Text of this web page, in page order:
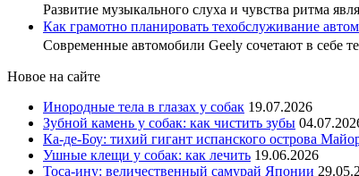
Развитие музыкального слуха и чувства ритма
Как грамотно планировать техобслуживание
Современные автомобили Geely сочетают в себе
Новое на сайте
Инородные тела в глазах у собак 19.07.2026
Зубной камень у собак: как чистить зубы
Ка-де-Боу: тихий гигант испанского острова
Ушные клещи у собак: как лечить 19.06.2026
Тоса-ину: величественный самурай Японии